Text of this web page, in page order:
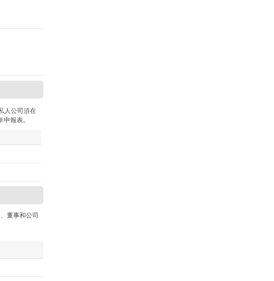
人公司須在
報表。
董事和公司